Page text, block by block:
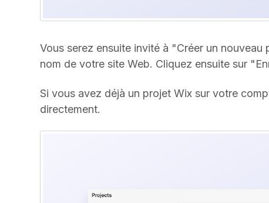
Vous serez ensuite invité à "Créer un
nom de votre site Web. Cliquez ensuite sur
Si vous avez déjà un projet Wix sur votre
directement.